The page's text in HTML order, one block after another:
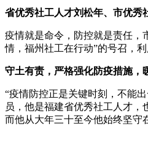
省优秀社工人才刘松年、市优秀
疫情就是命令，防控就是责任，
情，福州社工在行动”的号召，
守土有责，严格强化防疫措施，
“疫情防控正是关键时刻，不能
员，他是福建省优秀社工人才
而他从大年三十至今他始终坚守